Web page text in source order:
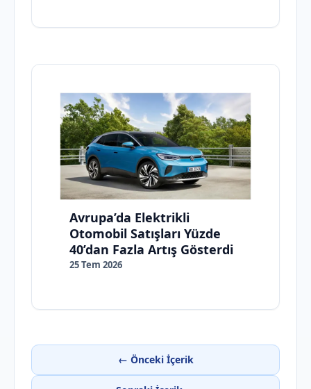
Avrupa’da Elektrikli
Otomobil Satışları Yüzde
40’dan Fazla Artış Gösterdi
25 Tem 2026
← Önceki İçerik